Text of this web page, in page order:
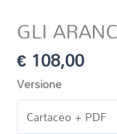
GLI
€ 108,00
Versione